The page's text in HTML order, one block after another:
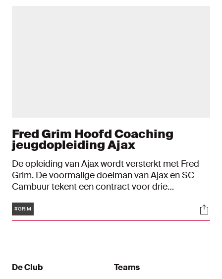
Fred Grim Hoofd Coaching
jeugdopleiding Ajax
De opleiding van Ajax wordt versterkt met Fred
Grim. De voormalige doelman van Ajax en SC
Cambuur tekent een contract voor drie
Tags
#GRIM
De Club
Teams